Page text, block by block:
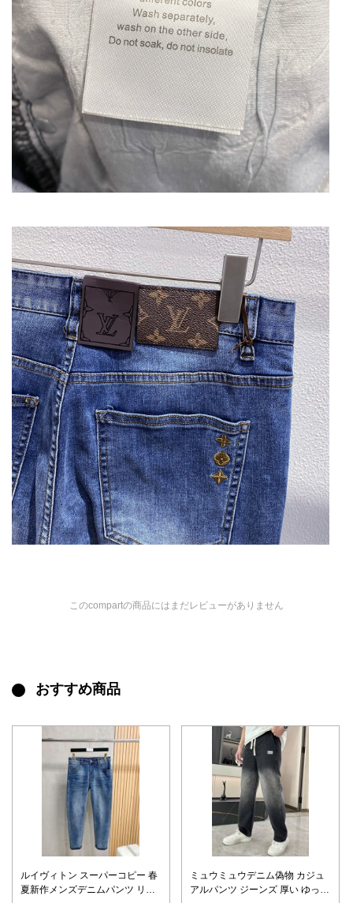
このcompartの商品にはまだレビューがありません
おすすめ商品
ルイヴィトン スーパーコピー 春
夏新作メンズデニムパンツ リア
ミュウミュウデニム偽物 カジュ
アルパンツ ジーンズ 厚い ゆった